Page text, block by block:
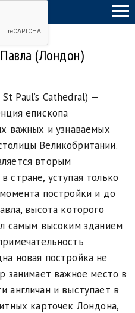
(Лондон)
St Paul’s Cathedral) —
епископа
важных и узнаваемых
Великобритании.
вторым
стране, уступая только
постройки и до
высота которого
самым высоким зданием
новая постройка не
занимает важное место в
англичан и выступает в
карточек Лондона,